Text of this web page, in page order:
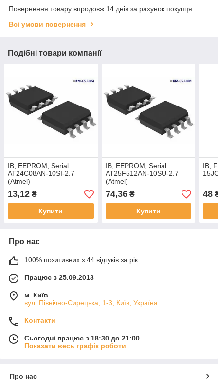
Повернення товару впродовж 14 днів за рахунок покупця
Всі умови повернення
Подібні товари компанії
ІВ, EEPROM, Serial
AT24C08AN-10SI-2.7
(Atmel)
13,12 ₴
Купити
ІВ, EEPROM, Serial
AT25F512AN-10SU-2.7
(Atmel)
74,36₴
Купити
ІВ,
48
Про нас
100% позитивних з 44 відгуків за рік
Працює з 25.09.2013
м. Київ
вул. Північно-Сирецька, 1-3, Київ, Україна
Контакти
Сьогодні працює з 18:30 до 21:00
Показати весь графік роботи
Про нас